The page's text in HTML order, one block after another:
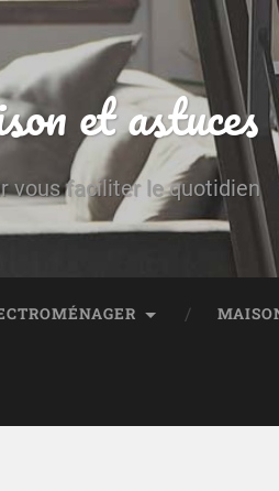
et astuces
vous faciliter le quotidien